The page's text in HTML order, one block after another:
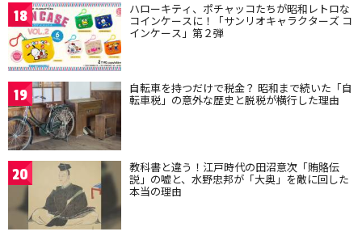
18 ハローキティ、ポチャッコたちが昭和レトロな
コインケースに！「サンリオキャラクターズ コ
インケース」第２弾
19 自転車を持つだけで税金？ 昭和まで続いた「自
転車税」の意外な歴史と脱税が横行した理由
20 教科書と違う！江戸時代の田沼意次「賄賂伝
説」の嘘と、水野忠邦が「大奥」を敵に回した
本当の理由